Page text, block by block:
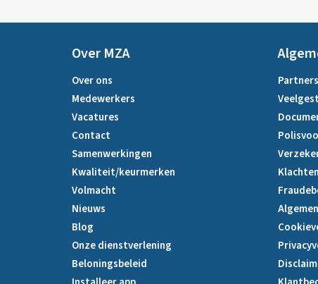
Over MZA
Over ons
Medewerkers
Vacatures
Contact
Samenwerkingen
Kwaliteit/keurmerken
Volmacht
Nieuws
Blog
Onze dienstverlening
Beloningsbeleid